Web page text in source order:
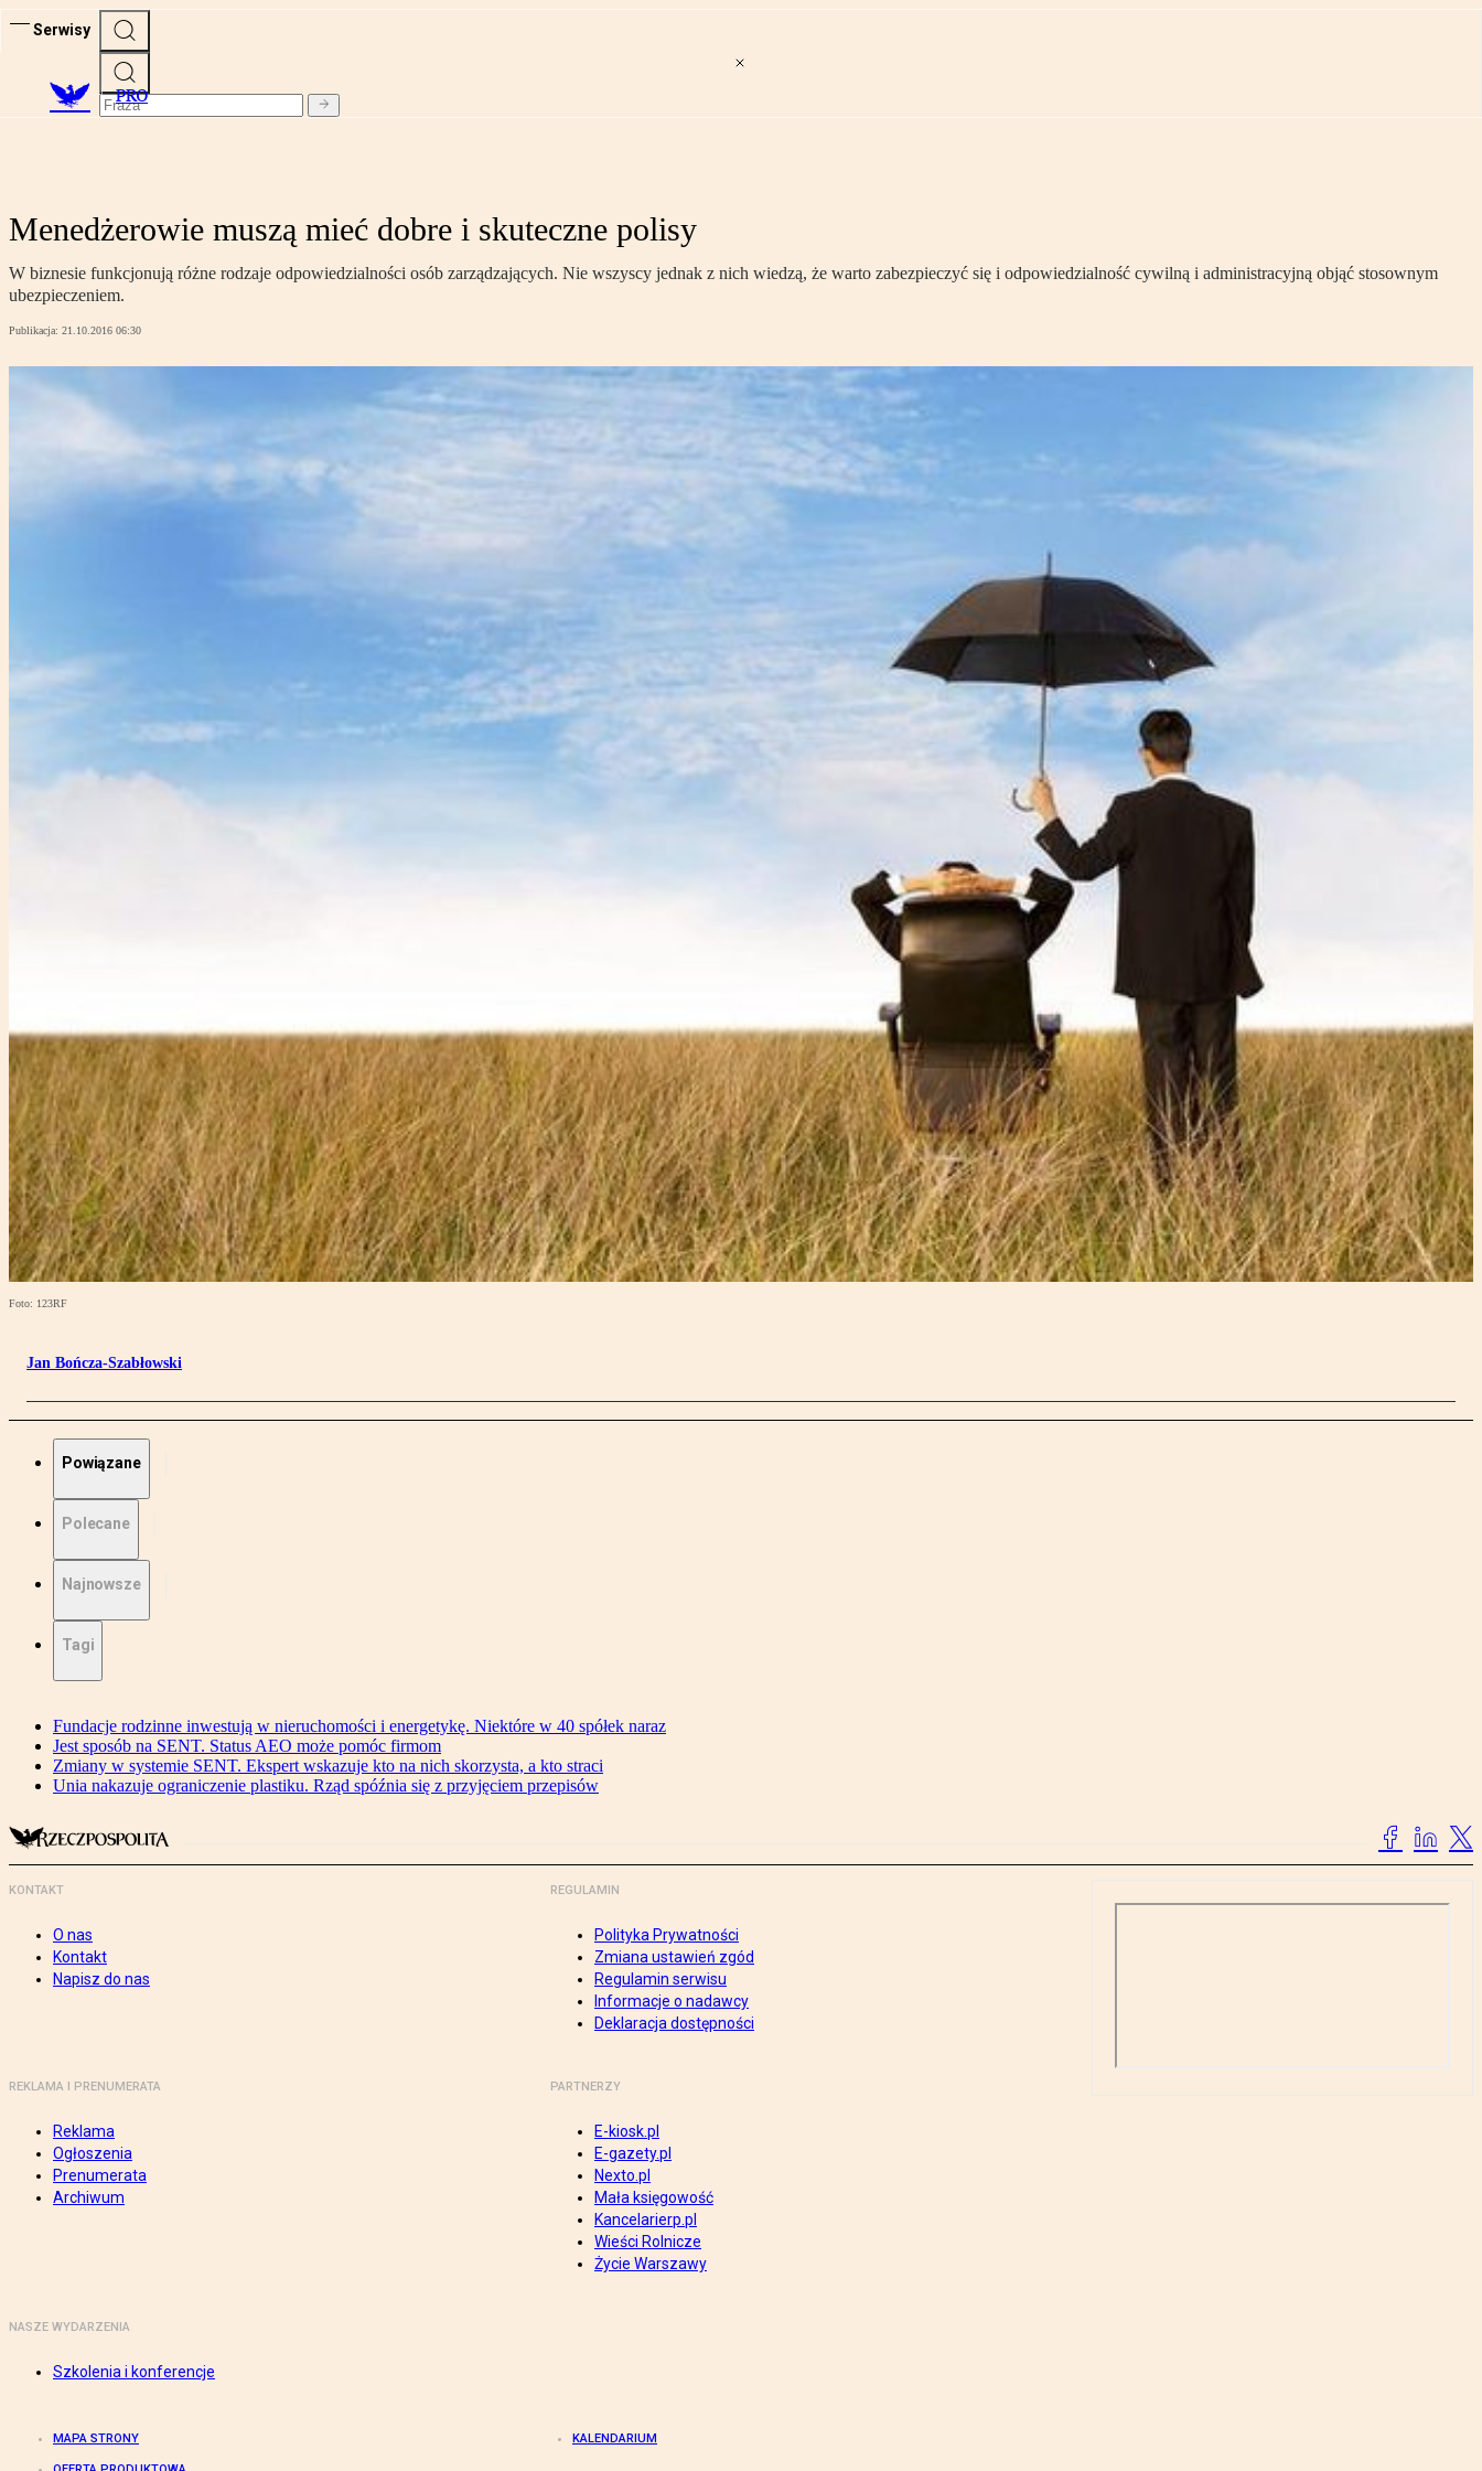
Serwisy
PRO
Menedżerowie muszą mieć dobre i skuteczne polisy
W biznesie funkcjonują różne rodzaje odpowiedzialności osób zarządzających. Nie wszyscy jednak z nich wiedzą, że warto zabezpieczyć się i odpowiedzialność cywilną i administracyjną objąć stosownym
ubezpieczeniem.
Publikacja: 21.10.2016 06:30
Foto: 123RF
Jan Bończa-Szabłowski
Powiązane
Polecane
Najnowsze
Tagi
Fundacje rodzinne inwestują w nieruchomości i energetykę. Niektóre w 40 spółek naraz
Jest sposób na SENT. Status AEO może pomóc firmom
Zmiany w systemie SENT. Ekspert wskazuje kto na nich skorzysta, a kto straci
Unia nakazuje ograniczenie plastiku. Rząd spóźnia się z przyjęciem przepisów
KONTAKT
O nas
Kontakt
Napisz do nas
REGULAMIN
Polityka Prywatności
Zmiana ustawień zgód
Regulamin serwisu
Informacje o nadawcy
Deklaracja dostępności
REKLAMA I PRENUMERATA
Reklama
Ogłoszenia
Prenumerata
Archiwum
PARTNERZY
E-kiosk.pl
E-gazety.pl
Nexto.pl
Mała księgowość
Kancelarierp.pl
Wieści Rolnicze
Życie Warszawy
NASZE WYDARZENIA
Szkolenia i konferencje
MAPA STRONY KALENDARIUM